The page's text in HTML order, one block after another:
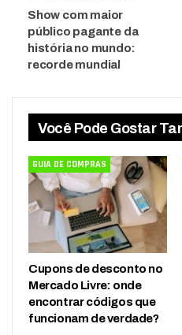
Show com maior
público pagante da
história no mundo:
recorde mundial
Você Pode Gostar
GUIA DE COMPRAS
Cupons de desconto no
Mercado Livre: onde
encontrar códigos que
funcionam de verdade?